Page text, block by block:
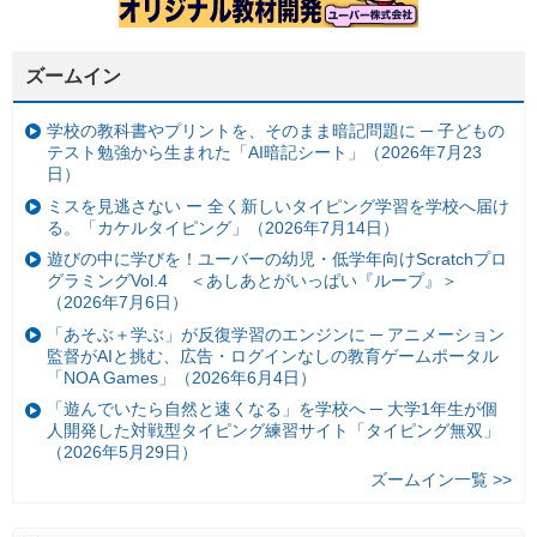
ズームイン
学校の教科書やプリントを、そのまま暗記問題に ─ 子どもの
テスト勉強から生まれた「AI暗記シート」（2026年7月23
日）
ミスを見逃さない ー 全く新しいタイピング学習を学校へ届け
る。「カケルタイピング」（2026年7月14日）
遊びの中に学びを！ユーバーの幼児・低学年向けScratchプロ
グラミングVol.4 ＜あしあとがいっぱい『ループ』＞
（2026年7月6日）
「あそぶ＋学ぶ」が反復学習のエンジンに ─ アニメーション
監督がAIと挑む、広告・ログインなしの教育ゲームポータル
「NOA Games」（2026年6月4日）
「遊んでいたら自然と速くなる」を学校へ ─ 大学1年生が個
人開発した対戦型タイピング練習サイト「タイピング無双」
（2026年5月29日）
ズームイン一覧 >>